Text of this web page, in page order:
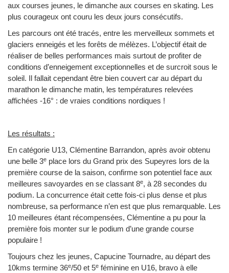
aux courses jeunes, le dimanche aux courses en skating. Les
plus courageux ont couru les deux jours consécutifs.
Les parcours ont été tracés, entre les merveilleux sommets et
glaciers enneigés et les forêts de mélèzes. L’objectif était de
réaliser de belles performances mais surtout de profiter de
conditions d’enneigement exceptionnelles et de surcroit sous le
soleil. Il fallait cependant être bien couvert car au départ du
marathon le dimanche matin, les températures relevées
affichées -16° : de vraies conditions nordiques !
Les résultats :
En catégorie U13, Clémentine Barrandon, après avoir obtenu
une belle 3e place lors du Grand prix des Supeyres lors de la
première course de la saison, confirme son potentiel face aux
meilleures savoyardes en se classant 8e, à 28 secondes du
podium. La concurrence était cette fois-ci plus dense et plus
nombreuse, sa performance n’en est que plus remarquable. Les
10 meilleures étant récompensées, Clémentine a pu pour la
première fois monter sur le podium d’une grande course
populaire !
Toujours chez les jeunes, Capucine Tournadre, au départ des
10kms termine 36e/50 et 5e féminine en U16, bravo à elle